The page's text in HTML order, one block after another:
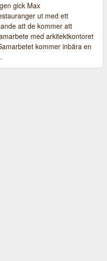
gick Max
ut med ett
att de kommer att
med arkitektkontoret
kommer inbära en